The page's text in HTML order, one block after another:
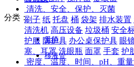
清洗、安全、保护、灭菌
刷子 纸 托盘 桶 袋架 排水装置
清洗机 高压设备 垃圾桶 安全
护服 防护具 办公桌保护具 眼
塞、耳罩 洗眼瓶 面罩 手套 护
密度、温度、时间、pH、重
分类：
量筒
移液管